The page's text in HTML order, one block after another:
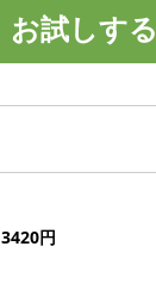
お試しする
3420円